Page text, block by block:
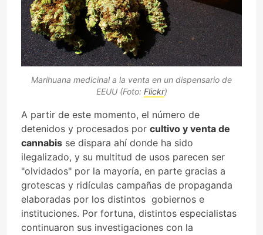
Marihuana medicinal a la venta en un dispensario de
EEUU (Foto: Flickr)
A partir de este momento, el número de
detenidos y procesados por cultivo y venta de
cannabis se dispara ahí donde ha sido
ilegalizado, y su multitud de usos parecen ser
"olvidados" por la mayoría, en parte gracias a
grotescas y ridículas campañas de propaganda
elaboradas por los distintos gobiernos e
instituciones. Por fortuna, distintos especialistas
continuaron sus investigaciones con la